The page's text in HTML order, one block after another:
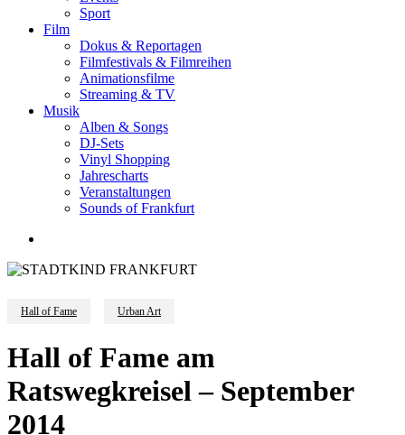
Sport
Film
Dokus & Reportagen
Filmfestivals & Filmreihen
Animationsfilme
Streaming & TV
Musik
Alben & Songs
DJ-Sets
Vinyl Shopping
Jahrescharts
Veranstaltungen
Sounds of Frankfurt
Hall of Fame Urban Art
Hall of Fame am
Ratswegkreisel – September
2014